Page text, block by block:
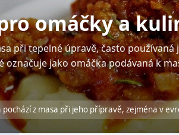
omáčky a
při tepelné úpravě, často
označuje jako omáčka podávaná k
pochází z masa při jeho přípravě, zejména v